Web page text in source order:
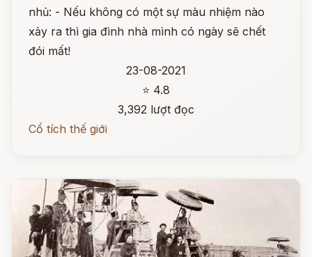
nhủ: - Nếu không có một sự màu nhiệm nào
xảy ra thì gia đình nhà mình có ngày sẽ chết
đói mất!
23-08-2021
⭐ 4.8
3,392 lượt đọc
Cổ tích thế giới